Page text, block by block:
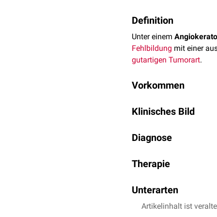
Definition
Unter einem
Fehlbildung mit einer
gutartigen Tumorart.
Vorkommen
Blutgefäßenexistiert.
Klinisches Bild
bisweilen auch
Diagnose
histologischen
Therapie
Unterarten
Angiokeratoma
Artikelinhalt ist